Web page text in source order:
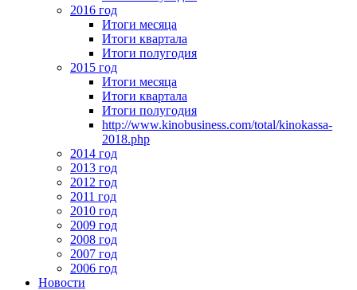
2016 год
Итоги месяца
Итоги квартала
Итоги полугодия
2015 год
Итоги месяца
Итоги квартала
Итоги полугодия
http://www.kinobusiness.com/total/kinokassa-
2018.php
2014 год
2013 год
2012 год
2011 год
2010 год
2009 год
2008 год
2007 год
2006 год
Новости